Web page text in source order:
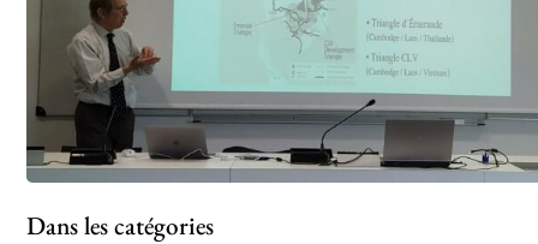
Dans les catégories